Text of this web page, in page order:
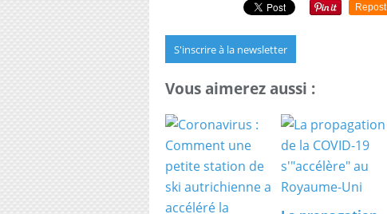
Repost
S'inscrire à la newsletter
Vous aimerez aussi :